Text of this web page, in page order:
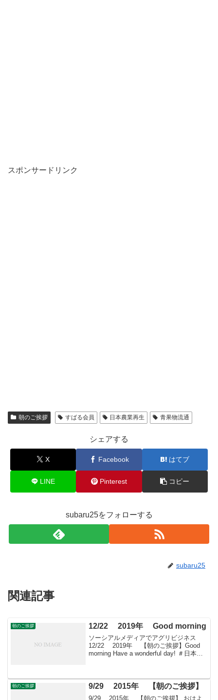
スポンサードリンク
朝のご挨拶 すばる会員 日本農業再生 青果物流通
シェアする
X Facebook はてブ
LINE Pinterest コピー
subaru25をフォローする
subaru25
関連記事
朝のご挨拶 12/22 2019年 Good morning
ソーシアルメディアでアグリビジネス
12/22 2019年 【朝のご挨拶】Good
morning Have a wonderful day! ＃日本農
朝のご挨拶 9/29 2015年 【朝のご挨拶】
9/29 2015年 【朝のご挨拶】 おはよ